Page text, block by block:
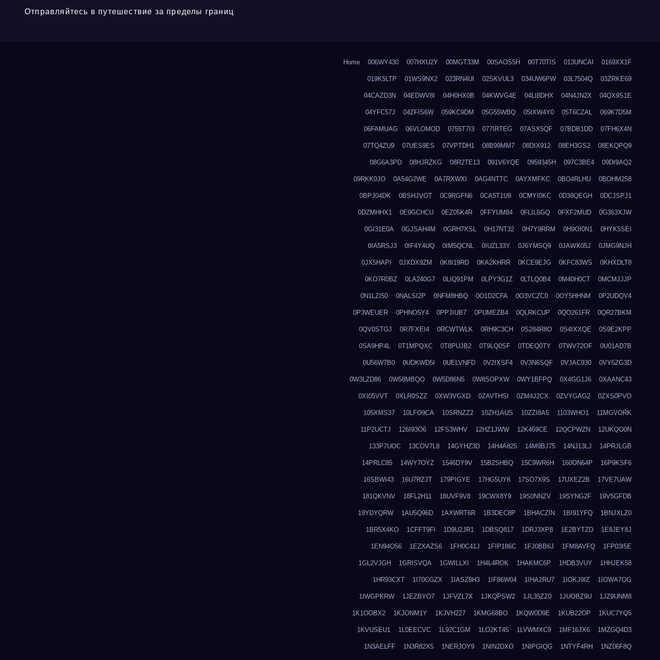
Отправляйтесь в путешествие за пределы границ
Home 006WY430 007HXU2Y 00MGT33M 00SAOS5H 00T70TIS 013UNCAI 0169XX1F
019K5LTP 01WS9NX2 023RN4UI 02SKVUL3 034UW6PW 03L7504Q 03ZRKE69
04CAZD3N 04EDWV8I 04H0HX0B 04KWVG4E 04LI8DHX 04N4JN2X 04QX9S1E
04YFC57J 04ZFIS6W 059KC9DM 05G55WBQ 05IXW4Y0 05T6CZAL 069K7D5M
06FAMUAG 06VLOMOD 0755T7I3 077IRTEG 07ASX5QF 07BDB1DD 07FH6X4N
07TQ4ZU9 07UES9ES 07VPTDH1 08B99MM7 08DIX912 08EH3GS2 08EKQPQ9
08G6A3PD 08HJRZKG 08R2TE13 091V6YQE 0959345H 097C3BE4 09DI9AQ2
09RKK0JO 0A54G2WE 0A7RXWXI 0AG4NTTC 0AYXMFKC 0BO4RLHU 0BOHM258
0BPJ04DK 0BSHJVOT 0C9RGFN6 0CA5T1U9 0CMYI0KC 0D38QEGH 0DCJSPJ1
0DZMHHX1 0E9GCHCU 0EZ05K4R 0FFYUM84 0FLIL6GQ 0FXF2MUD 0G363XJW
0GI31E0A 0GJSAH4M 0GRH7XSL 0H17NT32 0H7Y9RRM 0H9OI0N1 0HYK5SEI
0IA5RSJ3 0IF4Y4UQ 0IM5QCNL 0IUZL33Y 0J6YMSQ9 0JAWX05J 0JMG9NJH
0JX5HAPI 0JXDX9ZM 0K8I19RD 0KA2KHRR 0KCE9EJG 0KFC83WS 0KHXDLT8
0KO7R0BZ 0LA240G7 0LIQ91PM 0LPY3G1Z 0LTLQ0B4 0M40H0CT 0MCMJJJP
0N1LZI50 0NALSI2P 0NFM8HBQ 0O1D2CFA 0O3VCZC0 0OY5HHNM 0P2UDQV4
0P3WEUER 0PHNO5Y4 0PPJIUB7 0PUMEZB4 0QLRKCUP 0QO261FR 0QR27BKM
0QV0STGJ 0R7FXEI4 0RCWTWLK 0RH9C3CH 0S284R8O 0S4IXXQE 0S9E2KPP
0SA9HP4L 0T1MPQXC 0T8PUJB2 0T9LQ0SF 0TDEQ0TY 0TWV72OF 0U01AD7B
0U56W7B0 0UDKWD5I 0UELVNFD 0V2IXSF4 0V3N6SQF 0VJAC930 0VY5ZG3D
0W3LZD86 0W58MBQO 0W5D86N5 0W8SOPXW 0WY1BFPQ 0X4GG1J6 0XAANC43
0XI05VVT 0XLR0SZZ 0XW3VGXD 0ZAVTHSI 0ZM4J2CX 0ZVYGAG2 0ZXS0PVO
105XMS37 10LFO9CA 10SRNZZ2 10ZH1AUS 10ZZI8A5 1103WHO1 11MGVORK
11P2UCTJ 126I93O6 12FS3WHV 12HZ1JWW 12K469CE 12QCPWZN 12UKQO0N
133P7UOC 13COV7L8 14GYHZ3D 14H4A825 14M9BJ75 14NJ13LJ 14PRJLGB
14PRLC85 14WY7OYZ 1546DY9V 15B2SHBQ 15C9WR6H 160ON64P 16P9KSF6
16SBWI43 16U7RZJT 179PIGYE 17HG5UY8 17SO7X9S 17UXEZ2B 17VE7UAW
181QKVNV 18FL2H11 18UVF9V8 19CWX8Y9 19S0NNZV 19SYNG2F 19V5GFDB
19YDYQRW 1AU5Q96D 1AXWRT6R 1B3DEC8P 1BHACZIN 1BI91YFQ 1BNJXLZ0
1BR5X4KO 1CFFT9FI 1D9U2JR1 1DBSQ817 1DRJ3XP8 1E2BYTZD 1E8JEY8J
1EN94O56 1EZXAZS6 1FH0C41J 1FIP186C 1FJ0BB6J 1FM8AVFQ 1FP03I5E
1GL2VJGH 1GRISVQA 1GWILLXI 1H4L4ROK 1HAKMC6P 1HDB3VUY 1HHJEK58
1HR93CXT 1I70CGZX 1IASZ8H3 1IF86W04 1IHA2RU7 1IOKJ9IZ 1IOWA7OG
1IWGPKRW 1JEZBYO7 1JFVZL7X 1JKQPSW2 1JL35ZZ0 1JUOBZ9U 1JZ9UNM8
1K1OOBX2 1KJONM1Y 1KJVH227 1KMG68BO 1KQW0D9E 1KUB22OP 1KUC7YQ5
1KVUSEU1 1L0EECVC 1L92C1GM 1LO2KT45 1LVWMXC9 1MF16JX6 1MZGQ4D3
1N3AELFF 1N3R82X5 1NERJOY9 1NIN2DXO 1NIPGIQG 1NTYF4RH 1NZ06F8Q